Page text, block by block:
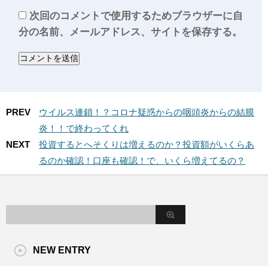
次回のコメントで使用するためブラウザーに自
分の名前、メールアドレス、サイトを保存する。
PREV
ウイルス連鎖！？コロナ疑惑からの咽頭炎からの結膜
炎！！で終わってくれ
NEXT
投資するとへそくりは増えるのか？投資額がいくらあ
るのか確認！口座も確認！で、いくら増えてるの？
NEW ENTRY